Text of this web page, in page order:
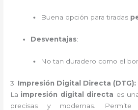
Buena opción para tiradas
Desventajas:
No tan duradero como el
3. Impresión Digital Directa
La impresión digital directa es
precisas y modernas. Permite